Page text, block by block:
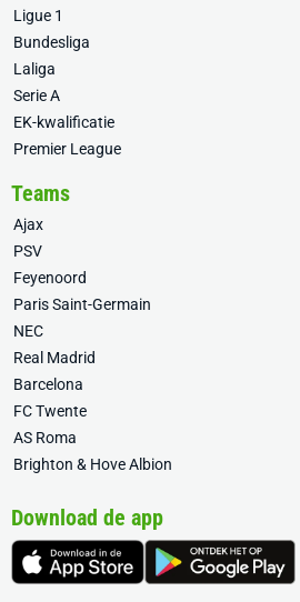
Ligue 1
Bundesliga
Laliga
Serie A
EK-kwalificatie
Premier League
Teams
Ajax
PSV
Feyenoord
Paris Saint-Germain
NEC
Real Madrid
Barcelona
FC Twente
AS Roma
Brighton & Hove Albion
Download de app